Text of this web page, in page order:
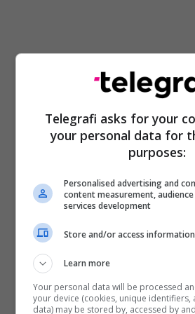
Telegrafi asks for your
your personal data for
purposes:
Personalised advertising and
content measurement,
services development
Store and/or access
Learn more
Your personal data will be processed
your device (cookies, unique identifiers,
data) may be stored by, accessed by